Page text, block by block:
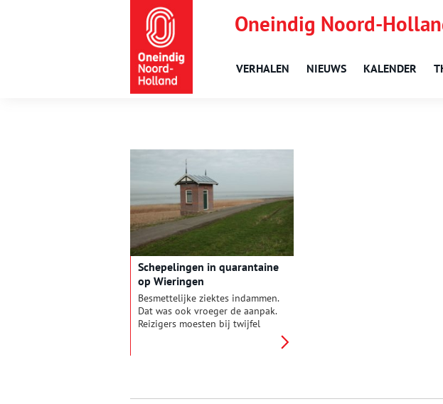
Oneindig Noord-
VERHALEN NIEUWS KALENDER
Schepelingen in quarantaine
op Wieringen
Besmettelijke ziektes indammen.
Dat was ook vroeger de aanpak.
Reizigers moesten bij twijfel